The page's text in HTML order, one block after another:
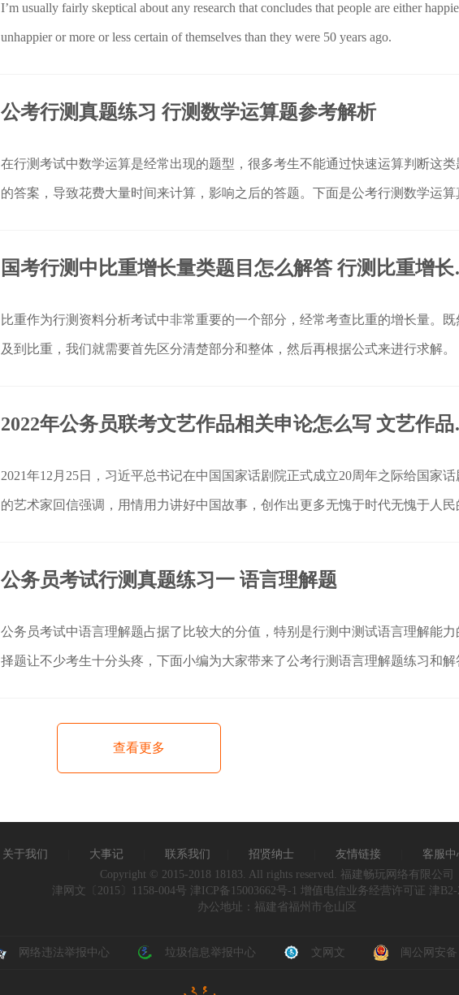
I’m usually fairly skeptical about any research that concludes that people are either
unhappier or more or less certain of themselves than they were 50 years ago.
公考行测真题练习 行测数学运算题参考解析
在行测考试中数学运算是经常出现的题型，很多考生不能通过快速运算判断这类
的答案，导致花费大量时间来计算，影响之后的答题。下面是公考行测数学运算
国考行
比重作为行测资料分析考试中非常重要的一个部分，经常考查比重的增长量。既
及到比重，我们就需要首先区分清楚部分和整体，然后再根据公式来进行求解。
2022年
2021年12月25日，习近平总书记在中国国家话剧院正式成立20周年之际给国家话
的艺术家回信强调，用情用力讲好中国故事，创作出更多无愧于时代无愧于人民
公务员考试行测真题练习一 语言理解题
公务员考试中语言理解题占据了比较大的分值，特别是行测中测试语言理解能力
择题让不少考生十分头疼，下面小编为大家带来了公考行测语言理解题练习和解
查看更多
关于我们 大事记 联系我们 招贤纳士 友情链接 客服中
Copyright © 2015-2018 18183. All rights reserved. 福建畅玩网络有限公司
津网文〔2015〕1158-004号 津ICP备15003662号-1
增值电信业务经营许可证 津B2-
办公地址：福建省福州市仓山区
网络违法举报中心 垃圾信息举报中心 文网文 闽公网安备